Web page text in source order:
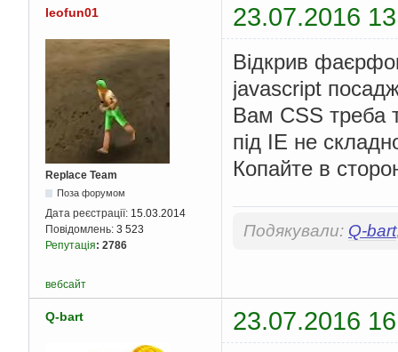
leofun01 23.07.2016
Replace Team
Поза форумом
Дата реєстрації: 15.03.2014
Повідомлень: 3 523
Репутація: 2786
Відкрив
javascript
Вам CSS треба
під IE не
Копайте в
Подякували: Q-bart
вебсайт
Q-bart 23.07.2016